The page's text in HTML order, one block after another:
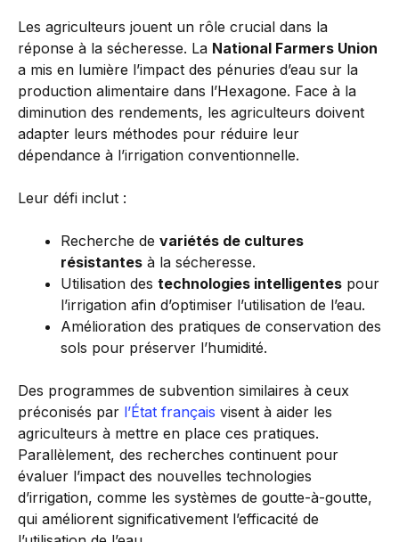
Les agriculteurs jouent un rôle crucial dans la
réponse à la sécheresse. La National Farmers Union
a mis en lumière l’impact des pénuries d’eau sur la
production alimentaire dans l’Hexagone. Face à la
diminution des rendements, les agriculteurs doivent
adapter leurs méthodes pour réduire leur
dépendance à l’irrigation conventionnelle.
Leur défi inclut :
Recherche de variétés de cultures
résistantes à la sécheresse.
Utilisation des technologies intelligentes pour
l’irrigation afin d’optimiser l’utilisation de l’eau.
Amélioration des pratiques de conservation des
sols pour préserver l’humidité.
Des programmes de subvention similaires à ceux
préconisés par l’État français visent à aider les
agriculteurs à mettre en place ces pratiques.
Parallèlement, des recherches continuent pour
évaluer l’impact des nouvelles technologies
d’irrigation, comme les systèmes de goutte-à-goutte,
qui améliorent significativement l’efficacité de